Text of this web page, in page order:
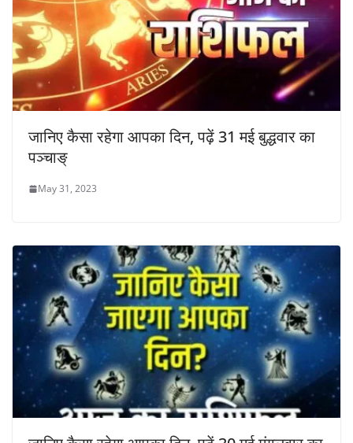
जानिए कैसा रहेगा आपका दिन, पढ़ें 31 मई बुद्धवार का
पञ्चाङ्
May 31, 2023